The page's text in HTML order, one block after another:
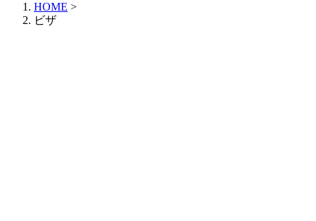
HOME >
ビザ